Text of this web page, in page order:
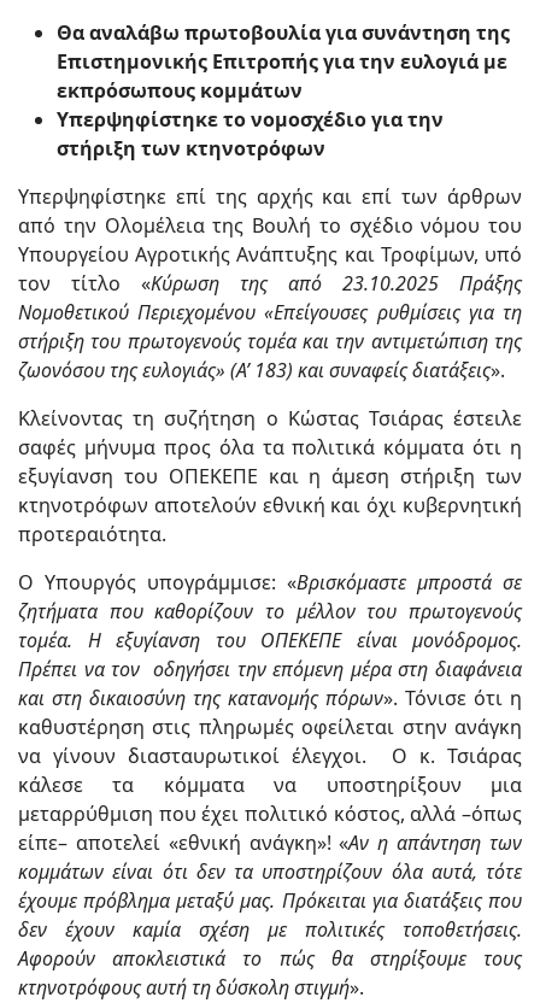
Θα αναλάβω πρωτοβουλία για συνάντηση της
Επιστημονικής Επιτροπής για την ευλογιά με
εκπρόσωπους κομμάτων
Υπερψηφίστηκε το νομοσχέδιο για την
στήριξη των κτηνοτρόφων
Υπερψηφίστηκε επί της αρχής και επί των άρθρων
από την Ολομέλεια της Βουλή το σχέδιο νόμου του
Υπουργείου Αγροτικής Ανάπτυξης και Τροφίμων, υπό
τον τίτλο «Κύρωση της από 23.10.2025 Πράξης
Νομοθετικού Περιεχομένου «Επείγουσες ρυθμίσεις για τη
στήριξη του πρωτογενούς τομέα και την αντιμετώπιση της
ζωονόσου της ευλογιάς» (Α’ 183) και συναφείς διατάξεις».
Κλείνοντας τη συζήτηση ο Κώστας Τσιάρας έστειλε
σαφές μήνυμα προς όλα τα πολιτικά κόμματα ότι η
εξυγίανση του ΟΠΕΚΕΠΕ και η άμεση στήριξη των
κτηνοτρόφων αποτελούν εθνική και όχι κυβερνητική
προτεραιότητα.
Ο Υπουργός υπογράμμισε: «Βρισκόμαστε μπροστά σε
ζητήματα που καθορίζουν το μέλλον του πρωτογενούς
τομέα. Η εξυγίανση του ΟΠΕΚΕΠΕ είναι μονόδρομος.
Πρέπει να τον οδηγήσει την επόμενη μέρα στη διαφάνεια
και στη δικαιοσύνη της κατανομής πόρων». Τόνισε ότι η
καθυστέρηση στις πληρωμές οφείλεται στην ανάγκη
να γίνουν διασταυρωτικοί έλεγχοι. Ο κ. Τσιάρας
κάλεσε τα κόμματα να υποστηρίξουν μια
μεταρρύθμιση που έχει πολιτικό κόστος, αλλά –όπως
είπε– αποτελεί «εθνική ανάγκη»! «Αν η απάντηση των
κομμάτων είναι ότι δεν τα υποστηρίζουν όλα αυτά, τότε
έχουμε πρόβλημα μεταξύ μας. Πρόκειται για διατάξεις που
δεν έχουν καμία σχέση με πολιτικές τοποθετήσεις.
Αφορούν αποκλειστικά το πώς θα στηρίξουμε τους
κτηνοτρόφους αυτή τη δύσκολη στιγμή».